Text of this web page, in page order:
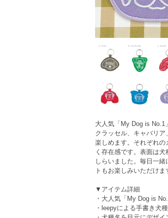
大人気「My Dog is No.1
クラッセル、キャバリ
楽しめます。それぞれ
く存在感です。表面は
しらいました。毎日一
トもお楽しみいただけ
▼アイテム詳細
・大人気「My Dog is
・leepyによる手書き犬